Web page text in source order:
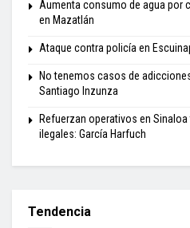
Aumenta consumo de agua por
en Mazatlán
Ataque contra policía en
No tenemos casos de
Santiago Inzunza
Refuerzan operativos en
ilegales: García Harfuch
Tendencia